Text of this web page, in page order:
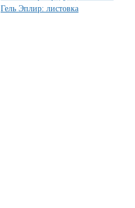
Гель Эплир: листовка